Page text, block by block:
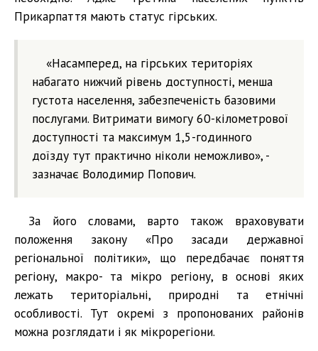
Прикарпаття мають статус гірських.
«Насамперед, на гірських територіях
набагато нижчий рівень доступності, менша
густота населення, забезпеченість базовими
послугами. Витримати вимогу 60-кілометрової
доступності та максимум 1,5-годинного
доїзду тут практично ніколи неможливо», -
зазначає Володимир Попович.
За його словами, варто також враховувати
положення закону «Про засади державної
регіональної політики», що передбачає поняття
регіону, макро- та мікро регіону, в основі яких
лежать територіальні, природні та етнічні
особливості. Тут окремі з пропонованих районів
можна розглядати і як мікрорегіони.